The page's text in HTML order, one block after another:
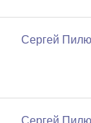
Сергей
Сергей